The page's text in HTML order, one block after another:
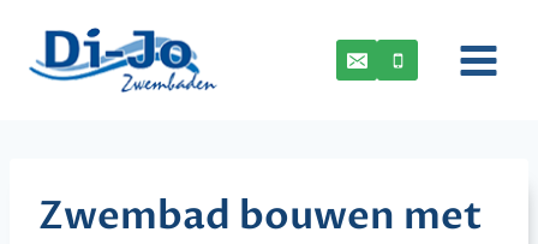
inhoud
Zwembad bouwen met